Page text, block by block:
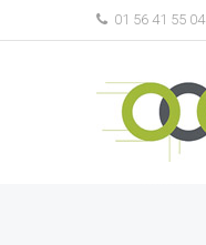
01 56 41 55 04